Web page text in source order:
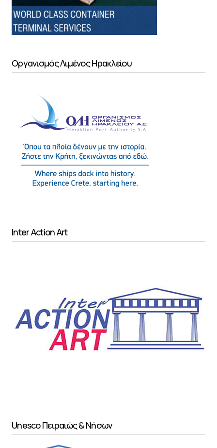
Οργανισμός Λιμένος Ηρακλείου
Inter Action Art
Unesco Πειραιώς & Νήσων